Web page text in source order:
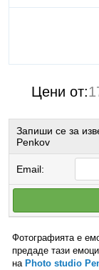
Цени от:
Запиши се за
Penkov
Email:
Фотографията е
предаде тази
на Photo studio